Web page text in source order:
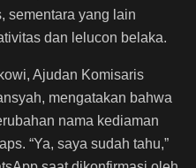
sementara yang lain
dan lelucon belaka.
Ajudan Komisaris
mengatakan bahwa
nama kediaman
“Ya, saya sudah tahu,”